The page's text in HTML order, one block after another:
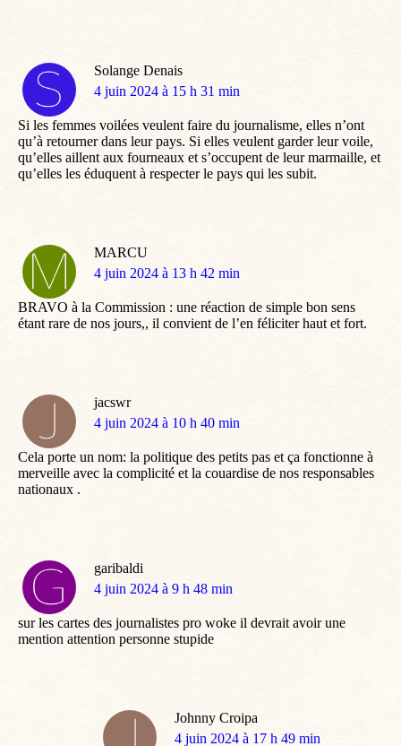
Solange Denais
dit
4 juin 2024 à 15 h 31 min
Si les femmes voilées veulent faire du journalisme, elles n’ont
qu’à retourner dans leur pays. Si elles veulent garder leur voile,
qu’elles aillent aux fourneaux et s’occupent de leur marmaille, et
qu’elles les éduquent à respecter le pays qui les subit.
MARCU
dit
4 juin 2024 à 13 h 42 min
BRAVO à la Commission : une réaction de simple bon sens
étant rare de nos jours,, il convient de l’en féliciter haut et fort.
jacswr
dit
4 juin 2024 à 10 h 40 min
Cela porte un nom: la politique des petits pas et ça fonctionne à
merveille avec la complicité et la couardise de nos responsables
nationaux .
garibaldi
dit
4 juin 2024 à 9 h 48 min
sur les cartes des journalistes pro woke il devrait avoir une
mention attention personne stupide
Johnny Croipa
dit
4 juin 2024 à 17 h 49 min